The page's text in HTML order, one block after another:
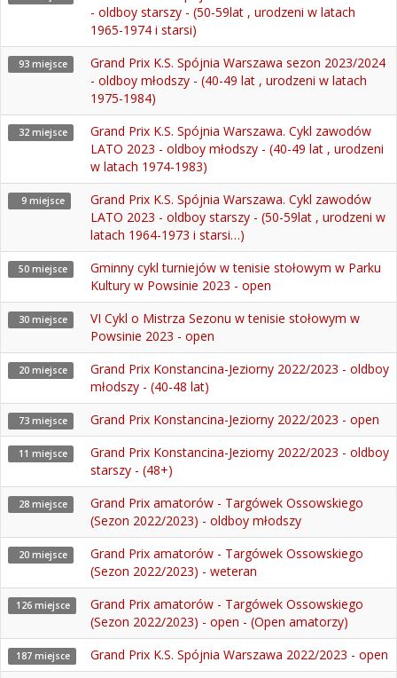
- oldboy starszy - (50-59lat , urodzeni w latach
1965-1974 i starsi)
93 miejsce
Grand Prix K.S. Spójnia Warszawa sezon 2023/2024
- oldboy młodszy - (40-49 lat , urodzeni w latach
1975-1984)
32 miejsce
Grand Prix K.S. Spójnia Warszawa. Cykl zawodów
LATO 2023 - oldboy młodszy - (40-49 lat , urodzeni
w latach 1974-1983)
9 miejsce
Grand Prix K.S. Spójnia Warszawa. Cykl zawodów
LATO 2023 - oldboy starszy - (50-59lat , urodzeni w
latach 1964-1973 i starsi…)
50 miejsce
Gminny cykl turniejów w tenisie stołowym w Parku
Kultury w Powsinie 2023 - open
30 miejsce
VI Cykl o Mistrza Sezonu w tenisie stołowym w
Powsinie 2023 - open
20 miejsce
Grand Prix Konstancina-Jeziorny 2022/2023 - oldboy
młodszy - (40-48 lat)
73 miejsce Grand Prix Konstancina-Jeziorny 2022/2023 - open
11 miejsce
Grand Prix Konstancina-Jeziorny 2022/2023 - oldboy
starszy - (48+)
28 miejsce
Grand Prix amatorów - Targówek Ossowskiego
(Sezon 2022/2023) - oldboy młodszy
20 miejsce
Grand Prix amatorów - Targówek Ossowskiego
(Sezon 2022/2023) - weteran
126 miejsce
Grand Prix amatorów - Targówek Ossowskiego
(Sezon 2022/2023) - open - (Open amatorzy)
187 miejsce Grand Prix K.S. Spójnia Warszawa 2022/2023 - open